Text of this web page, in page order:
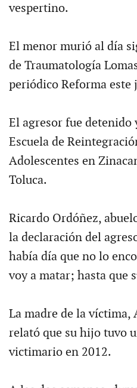
vespertino.
El menor murió al día
de Traumatología
periódico Reforma este
El agresor fue detenido
Escuela de
Adolescentes en
Toluca.
Ricardo Ordóñez,
la declaración del
había día que no lo
voy a matar; hasta que
La madre de la víctima,
relató que su hijo tuvo
victimario en 2012.